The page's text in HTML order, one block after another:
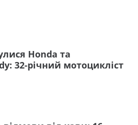
Honda та
32-річний мотоцикліст